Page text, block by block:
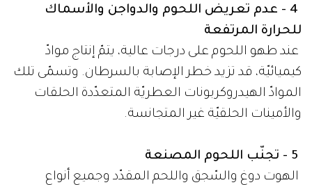
4 - عدم تعريض اللحوم والدواجن والأسماك
للحرارة المرتفعة
عند طهو اللحوم على درجات عالية، يتمّ إنتاج موادّ
كيميائيّة، قد تزيد خطر الإصابة بالسرطان. وتسمّى تلك
الموادّ الهيدروكربونات العطريّة المتعدّدة الحلقات
والأمينات الحلقيّة غير المتجانسة.
الهوت دوغ والسّجق واللحم المقدّد وجميع أنواع